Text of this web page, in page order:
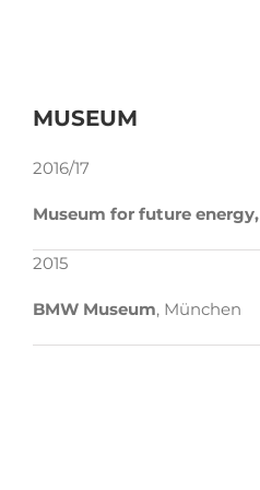
MUSEUM
2016/17
Museum for future energy,
2015
BMW Museum, München